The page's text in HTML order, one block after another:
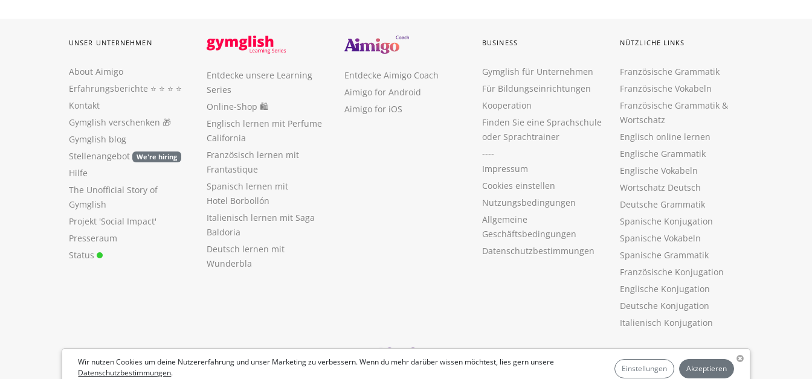
Wir nutzen Cookies um deine Nutzererfahrung und unser Marketing zu verbessern. Wenn du mehr darüber wissen möchtest, lies gern unsere
Datenschutzbestimmungen. Einstellungen Akzeptieren
UNSER UNTERNEHMEN
About Aimigo
Erfahrungsberichte ⭐️ ⭐️ ⭐️ ⭐️
Kontakt
Gymglish verschenken 🎁
Gymglish blog
Stellenangebot
We're hiring
Hilfe
The Unofficial Story of
Gymglish
Projekt 'Social Impact'
Presseraum
Status
Entdecke unsere Learning
Series
Online-Shop 🛍
Englisch lernen mit Perfume
California
Französisch lernen mit
Frantastique
Spanisch lernen mit
Hotel Borbollón
Italienisch lernen mit Saga
Baldoria
Deutsch lernen mit
Wunderbla
Entdecke Aimigo Coach
Aimigo for Android
Aimigo for iOS
BUSINESS
Gymglish für Unternehmen
Für Bildungseinrichtungen
Kooperation
Finden Sie eine Sprachschule
oder Sprachtrainer
----
Impressum
Cookies einstellen
Nutzungsbedingungen
Allgemeine
Geschäftsbedingungen
Datenschutzbestimmungen
NÜTZLICHE LINKS
Französische Grammatik
Französische Vokabeln
Französische Grammatik &
Wortschatz
Englisch online lernen
Englische Grammatik
Englische Vokabeln
Wortschatz Deutsch
Deutsche Grammatik
Spanische Konjugation
Spanische Vokabeln
Spanische Grammatik
Französische Konjugation
Englische Konjugation
Deutsche Konjugation
Italienisch Konjugation